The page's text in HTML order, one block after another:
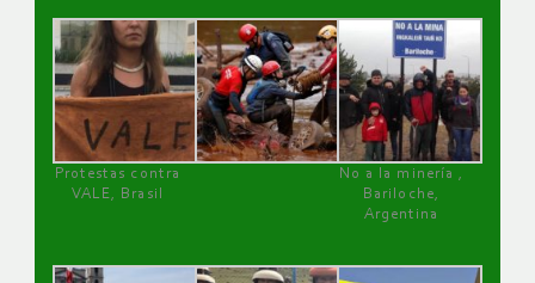
Protestas contra
VALE, Brasil
No a la minería ,
Bariloche,
Argentina